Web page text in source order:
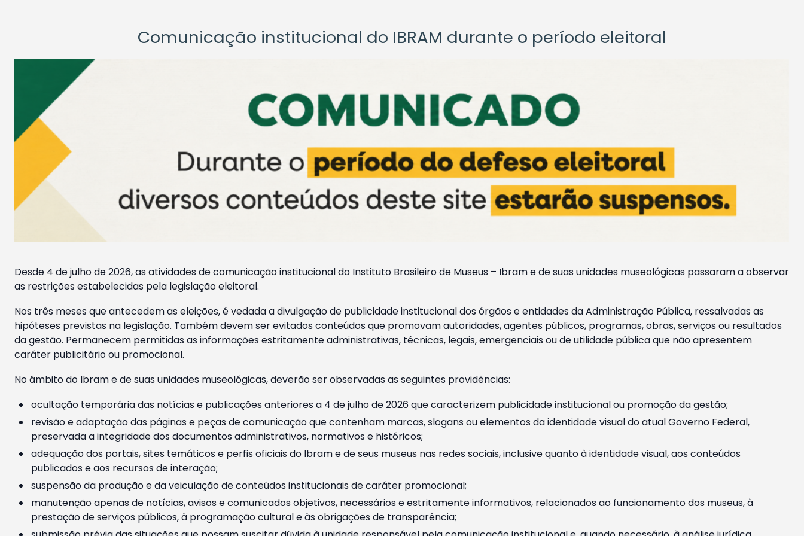
Comunicação institucional do IBRAM durante o período eleitoral
Desde 4 de julho de 2026, as atividades de comunicação institucional do Instituto Brasileiro de Museus – Ibram e de suas unidades museológicas passaram a observar
as restrições estabelecidas pela legislação eleitoral.
Nos três meses que antecedem as eleições, é vedada a divulgação de publicidade institucional dos órgãos e entidades da Administração Pública, ressalvadas as
hipóteses previstas na legislação. Também devem ser evitados conteúdos que promovam autoridades, agentes públicos, programas, obras, serviços ou resultados
da gestão. Permanecem permitidas as informações estritamente administrativas, técnicas, legais, emergenciais ou de utilidade pública que não apresentem
caráter publicitário ou promocional.
No âmbito do Ibram e de suas unidades museológicas, deverão ser observadas as seguintes providências:
ocultação temporária das notícias e publicações anteriores a 4 de julho de 2026 que caracterizem publicidade institucional ou promoção da gestão;
revisão e adaptação das páginas e peças de comunicação que contenham marcas, slogans ou elementos da identidade visual do atual Governo Federal,
preservada a integridade dos documentos administrativos, normativos e históricos;
adequação dos portais, sites temáticos e perfis oficiais do Ibram e de seus museus nas redes sociais, inclusive quanto à identidade visual, aos conteúdos
publicados e aos recursos de interação;
suspensão da produção e da veiculação de conteúdos institucionais de caráter promocional;
manutenção apenas de notícias, avisos e comunicados objetivos, necessários e estritamente informativos, relacionados ao funcionamento dos museus, à
prestação de serviços públicos, à programação cultural e às obrigações de transparência;